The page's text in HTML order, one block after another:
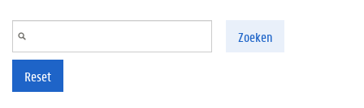
Zoeken
Reset